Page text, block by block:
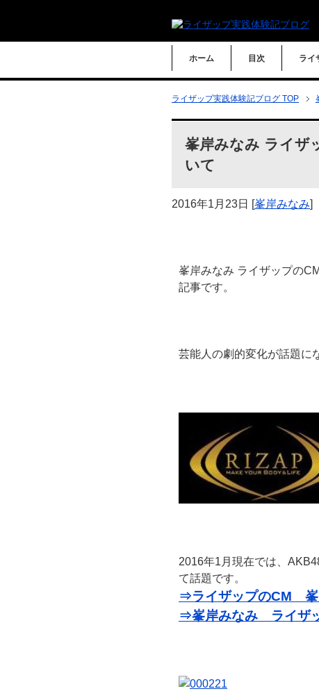
ホーム 目次 ライ
ライザップ実践体験記ブログ TOP
峯岸みなみ ライザ
いて
2016年1月23日 [峯岸みなみ]
峯岸みなみ ライザップの
記事です。
芸能人の劇的変化が話題に
2016年1月現在では、
て話題です。
⇒ライザップのCM 峯
⇒峯岸みなみ ライザ